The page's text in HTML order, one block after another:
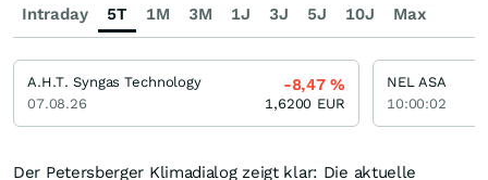
Der Petersberger Klimadialog zeigt klar: Die aktuelle
Intraday 5T 1M 3M 1J 3J 5J 10J Max
A.H.T. Syngas Technology
07.08.26
-8,47%
1,6200 EUR
NEL ASA
10:00:02